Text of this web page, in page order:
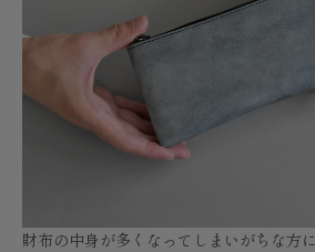
財布の中身が多くなってしまいがちな方に